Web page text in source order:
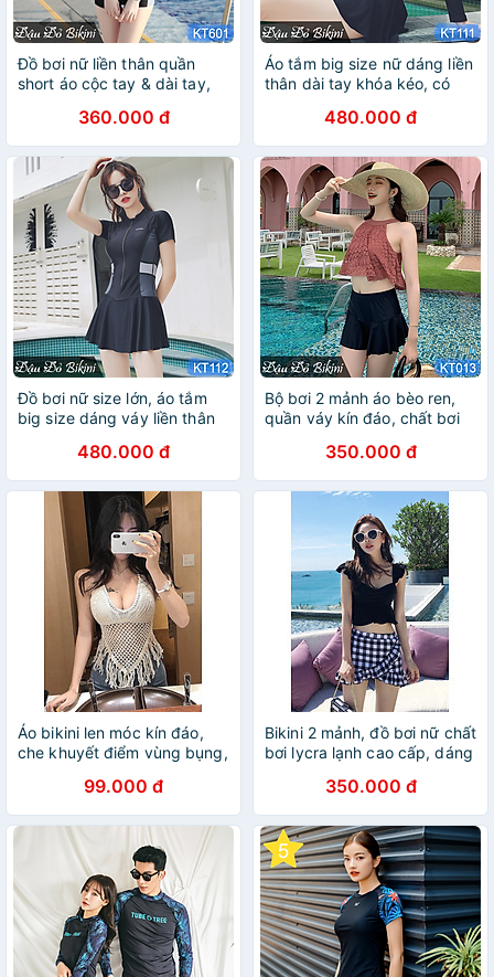
Đồ bơi nữ liền thân quần
short áo cộc tay & dài tay,
đệm mút, dáng đùi trẻ trung
khoẻ đẹp, giấu bụng tốt, có
size to cho nữ đến 68kg |
KT601
360.000 đ
Áo tắm big size nữ dáng liền
thân dài tay khóa kéo, có
thao trẻ trung, che bụng tốt,
chất thun bơi lạnh dày đẹp |
KT111
480.000 đ
Đồ bơi nữ size lớn, áo tắm
big size dáng váy liền thân
mập, mẫu khoá kéo cộc tay
trẻ trung, chất thun bơi lạnh
Lycra cao cấp dày đẹp |
KT112
480.000 đ
Bộ bơi 2 mảnh áo bèo ren,
quần váy kín đáo, chất bơi
350.000 đ
Áo bikini len móc kín đáo,
che khuyết điểm vùng bụng,
tua rua quyến rũ | BL004
99.000 đ
Bikini 2 mảnh, đồ bơi nữ chất
bơi lycra lạnh cao cấp, dáng
cách điệu nữ tính, sẵn gọng
đệm | KT014nu
350.000 đ